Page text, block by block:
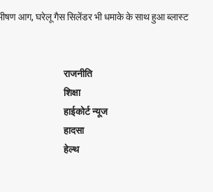
आग, घरेलू गैस सिलेंडर भी धमाके के साथ हुआ ब्लास्ट
राजनीति
शिक्षा
हाईकोर्ट न्यूज
हादसा
हेल्थ